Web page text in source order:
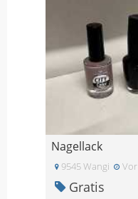
Nagellack
9545 Wangi
Gratis